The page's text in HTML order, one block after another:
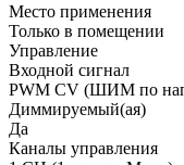
Место применения
Только в помещении
Управление
Входной сигнал
PWM СV (ШИМ по
Диммируемый(ая)
Да
Каналы управления